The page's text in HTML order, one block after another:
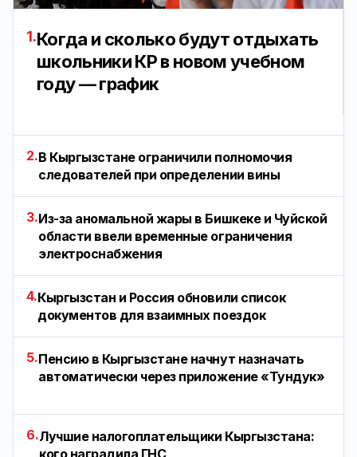
1.Когда и сколько будут отдыхать
школьники КР в новом учебном
году — график
2.В Кыргызстане ограничили полномочия
следователей при определении вины
3.Из-за аномальной жары в Бишкеке и Чуйской
области ввели временные ограничения
электроснабжения
4.Кыргызстан и Россия обновили список
документов для взаимных поездок
5.Пенсию в Кыргызстане начнут назначать
автоматически через приложение «Тундук»
6.Лучшие налогоплательщики Кыргызстана:
кого наградила ГНС